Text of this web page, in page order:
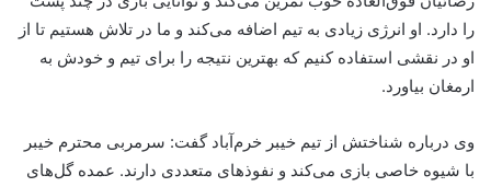
را دارد. او انرژی زیادی به تیم اضافه می‌کند و ما در تلاش هستیم تا از
او در نقشی استفاده کنیم که بهترین نتیجه را برای تیم و خودش به
ارمغان بیاورد.
وی درباره شناختش از تیم خیبر خرم‌آباد گفت: سرمربی محترم خیبر
با شیوه خاصی بازی می‌کند و نفوذهای متعددی دارند. عمده گل‌های